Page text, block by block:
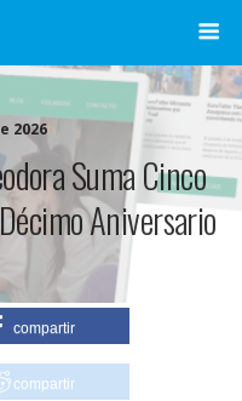
2026
Suma Cinco
Aniversario
compartir
compartir